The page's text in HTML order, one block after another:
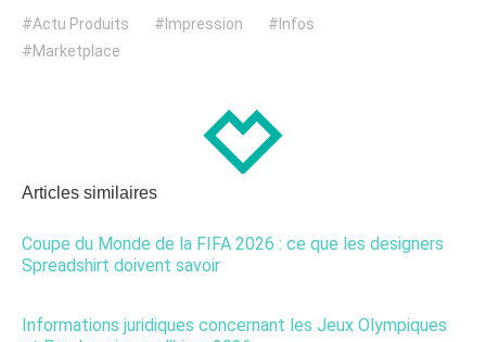
Actu Produits Impression
Infos
Marketplace
Articles similaires
Coupe du Monde de la FIFA 2026 : ce que les designers
Spreadshirt doivent savoir
Informations juridiques concernant les Jeux Olympiques